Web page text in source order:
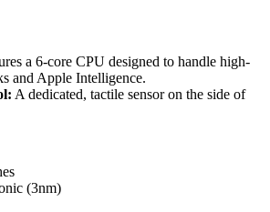
a 6-core CPU designed to handle high-
and Apple Intelligence.
A dedicated, tactile sensor on the side of
(3nm)